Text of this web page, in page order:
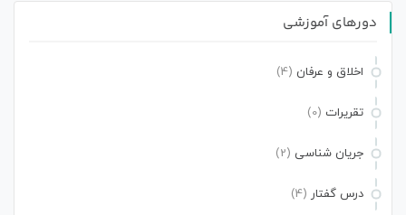
دورهای آموزشی
اخلاق و عرفان (4)
تقریرات (0)
جریان شناسی (2)
درس گفتار (4)